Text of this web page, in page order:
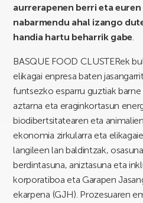
aurrerapenen berri eta
nabarmendu ahal izango
handia hartu beharrik gabe.
BASQUE FOOD CLUSTERek
elikagai enpresa baten
funtsezko esparru guztiak
aztarna eta eraginkortasun
biodibertsitatearen eta
ekonomia zirkularra eta
langileen lan baldintzak,
berdintasuna, aniztasuna eta
korporatiboa eta Garapen
ekarpena (GJH). Prozesuaren